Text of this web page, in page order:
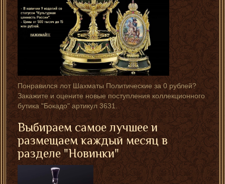
Понравился лот Шахматы Политические за 0 рублей?
Закажите и оцените новые поступления коллекционного
бутика "Бокадо" артикул 3631.
Выбираем самое лучшее и
размещаем каждый месяц в
разделе "Новинки"